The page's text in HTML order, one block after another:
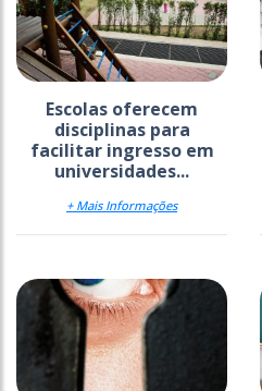
Escolas oferecem
disciplinas para
facilitar ingresso em
universidades...
+ Mais Informações